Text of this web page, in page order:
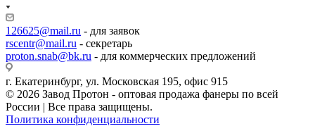
126625@mail.ru - для заявок
rscentr@mail.ru - секретарь
proton.snab@bk.ru - для коммерческих предложений
г. Екатеринбург, ул. Московская 195, офис 915
© 2026 Завод Протон - оптовая продажа фанеры по всей
России | Все права защищены.
Политика конфиденциальности